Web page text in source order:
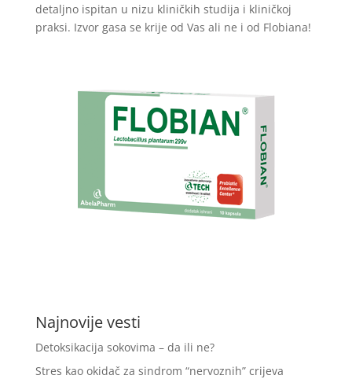
detaljno ispitan u nizu kliničkih studija i kliničkoj
praksi. Izvor gasa se krije od Vas ali ne i od Flobiana!
Najnovije vesti
Detoksikacija sokovima – da ili ne?
Stres kao okidač za sindrom “nervoznih” crijeva